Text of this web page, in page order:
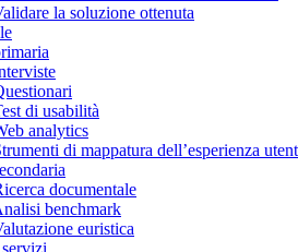
la soluzione ottenuta
di usabilità
analytics
di mappatura dell’esperienza
documentale
benchmark
euristica